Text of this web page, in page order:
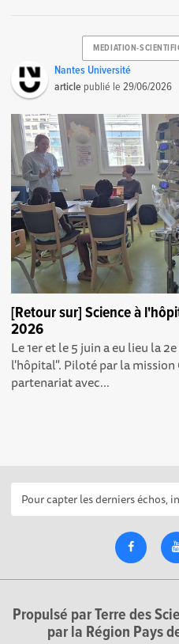
MEDIATION-
Nantes Université
article publié le29/06/2026
[Retour sur] Science à
2026
Le 1er et le 5 juin a eu lieu la
l'hôpital". Piloté par la mission
partenariat avec...
Propulsé par Terre des
par la Région Pays